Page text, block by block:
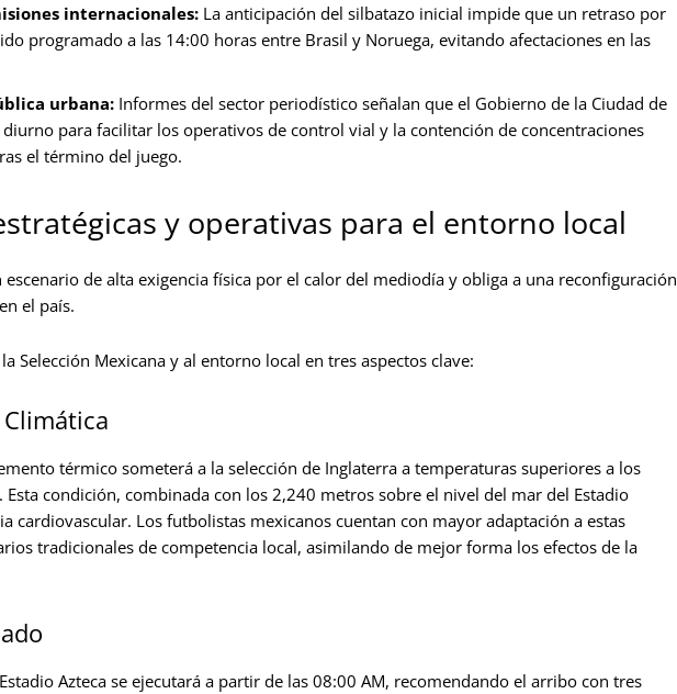
internacionales: La anticipación del silbatazo inicial impide que un retraso por
programado a las 14:00 horas entre Brasil y Noruega, evitando afectaciones en las
urbana: Informes del sector periodístico señalan que el Gobierno de la Ciudad de
para facilitar los operativos de control vial y la contención de concentraciones
el término del juego.
y operativas para el entorno local
de alta exigencia física por el calor del mediodía y obliga a una reconfiguración
el país.
Selección Mexicana y al entorno local en tres aspectos clave:
térmico someterá a la selección de Inglaterra a temperaturas superiores a los
Esta condición, combinada con los 2,240 metros sobre el nivel del mar del Estadio
cardiovascular. Los futbolistas mexicanos cuentan con mayor adaptación a estas
tradicionales de competencia local, asimilando de mejor forma los efectos de la
Azteca se ejecutará a partir de las 08:00 AM, recomendando el arribo con tres